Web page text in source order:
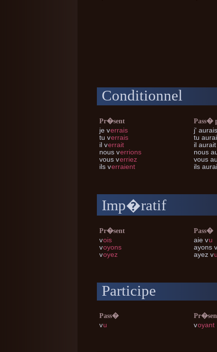
Conditionnel
Pr�sent
je verrais
tu verrais
il verrait
nous verrions
vous verriez
ils verraient
Pass�
j'
tu
il
nous
vous
ils
Imp�ratif
Pr�sent
vois
voyons
voyez
Pass�
aie vu
ayons v
ayez v
Participe
Pass�
vu
voyant